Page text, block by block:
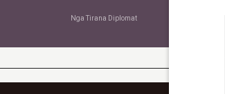
Nga Tirana Diplomat